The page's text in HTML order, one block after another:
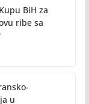
BiH za
ribe sa
u